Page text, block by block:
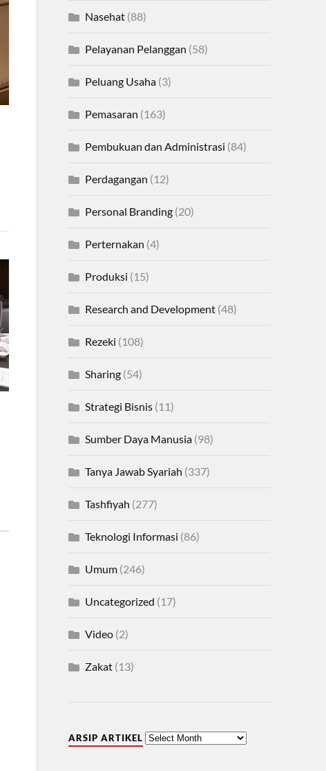
Nasehat(88)
Pelayanan Pelanggan (58)
Peluang Usaha(3)
Pemasaran (163)
Pembukuan dan Administrasi (84)
Perdagangan (12)
Personal Branding(20)
Perternakan (4)
Produksi (15)
Research and Development(48)
Rezeki (108)
Sharing(54)
Strategi Bisnis(11)
Sumber Daya Manusia(98)
Tanya Jawab Syariah (337)
Tashfiyah (277)
Teknologi Informasi (86)
Umum(246)
Uncategorized (17)
Video(2)
Zakat(13)
ARSIP ARTIKEL